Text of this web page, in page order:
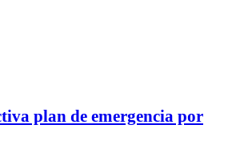
plan de emergencia por